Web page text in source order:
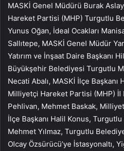
MASKİ Genel Müdürü Burak
Hareket Partisi (MHP) Turgutlu
Yunus Oğan, İdeal Ocakları
Sallıtepe, MASKİ Genel Müdür
Yatırım ve İnşaat Daire Başkanı
Büyükşehir Belediyesi Turgutlu
Necati Abalı, MASKİ İlçe Başkanı
Milliyetçi Hareket Partisi (MHP)
Pehlivan, Mehmet Baskak,
İlçe Başkanı Halil Konus,
Mehmet Yılmaz, Turgutlu
Olcay Özsürücü’ye İstasyonaltı,